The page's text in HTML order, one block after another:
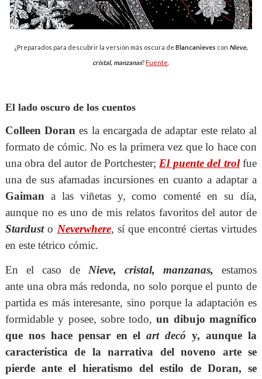
¿Preparados para descubrir la versión más oscura de Blancanieves con Nieve,
cristal, manzanas?Fuente
El lado oscuro de los cuentos
Colleen Doranes la encargada de adaptar este relato al
formato de cómic. No es la primera vez que lo hace con
una obra del autor de Portchester; El puente del trolfue
una de sus afamadas incursiones en cuanto a adaptar a
Gaiman a las viñetas y, como comenté en su día,
aunque no es uno de mis relatos favoritos del autor de
Stardusto Neverwhere, sí que encontré ciertas virtudes
en este tétrico cómic.
En el caso de Nieve, cristal, manzanas,estamos
ante una obra más redonda, no solo porque el punto de
partida es más interesante, sino porque la adaptación es
formidable y posee, sobre todo,un dibujo magnífico
que nos hace pensar en elart decó y, aunque la
característica de la narrativa del noveno arte se
pierde ante el hieratismo del estilo de Doran, se